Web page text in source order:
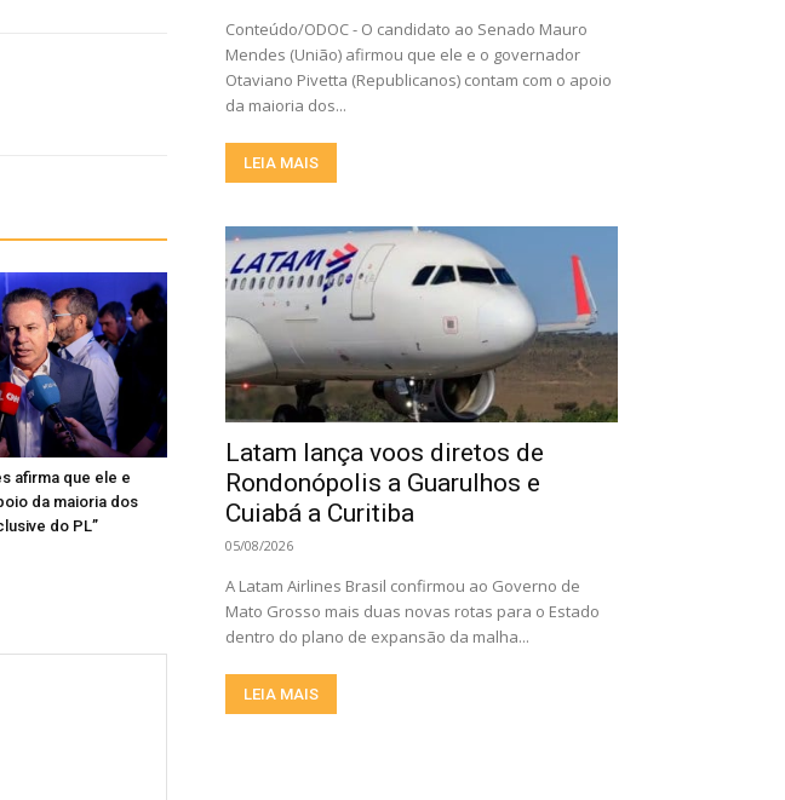
afirma que ele e
da maioria dos
do PL”
Conteúdo/ODOC - O candidato ao Senado Mauro
Mendes (União) afirmou que ele e o governador
Otaviano Pivetta (Republicanos) contam com o apoio
da maioria dos...
LEIA MAIS
Latam lança voos diretos de
Rondonópolis a Guarulhos e
Cuiabá a Curitiba
05/08/2026
A Latam Airlines Brasil confirmou ao Governo de
Mato Grosso mais duas novas rotas para o Estado
dentro do plano de expansão da malha...
LEIA MAIS